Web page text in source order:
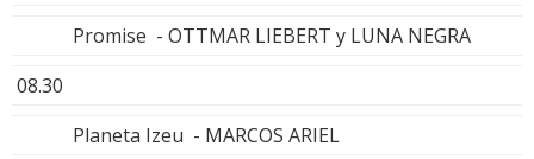
Promise - OTTMAR LIEBERT y LUNA NEGRA
08.30
Planeta Izeu - MARCOS ARIEL